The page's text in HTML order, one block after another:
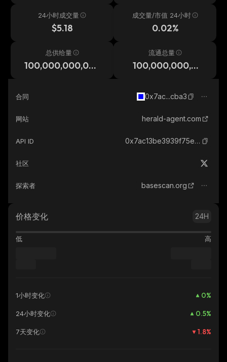
24小时成交量
$5.18
成交量/市值 24小时
0.02%
总供给量
100,000,000,00
流通总量
100,000,000,00
合同 0x7ac...cba3
网站 herald-agent.com
API ID 0x7ac13be3939f75e28135097a1b6398fe024ecba3_base
社区
探索者 basescan.org
价格变化 24H
低 高
1小时变化 0%
24小时变化 0.5%
7天变化 1.8%